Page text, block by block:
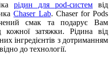
рідин для pod-систем від
Chaser Lab. Chaser for Pods
смак та подарує Вам
кожної затяжки. Рідина від
інгредієнтів з дотриманням
до технології.